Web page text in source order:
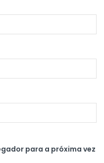
para a próxima vez